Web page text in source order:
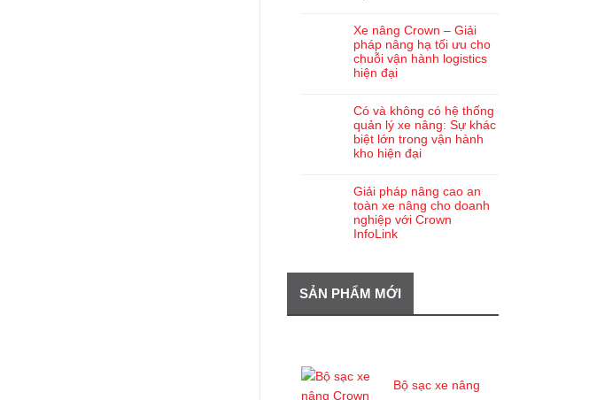
Xe nâng Crown – Giải
pháp nâng hạ tối ưu cho
chuỗi vận hành logistics
hiện đại
Có và không có hệ thống
quản lý xe nâng: Sự khác
biệt lớn trong vận hành
kho hiện đại
Giải pháp nâng cao an
toàn xe nâng cho doanh
nghiệp với Crown
InfoLink
SẢN PHẨM MỚI
Bộ sạc xe nâng